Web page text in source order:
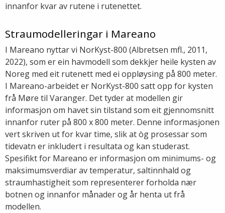
innanfor kvar av rutene i rutenettet.
Straumodelleringar i Mareano
I Mareano nyttar vi NorKyst-800 (Albretsen mfl., 2011,
2022), som er ein havmodell som dekkjer heile kysten av
Noreg med eit rutenett med ei oppløysing på 800 meter.
I Mareano-arbeidet er NorKyst-800 satt opp for kysten
frå Møre til Varanger. Det tyder at modellen gir
informasjon om havet sin tilstand som eit gjennomsnitt
innanfor ruter på 800 x 800 meter. Denne informasjonen
vert skriven ut for kvar time, slik at òg prosessar som
tidevatn er inkludert i resultata og kan studerast.
Spesifikt for Mareano er informasjon om minimums- og
maksimumsverdiar av temperatur, saltinnhald og
straumhastigheit som representerer forholda nær
botnen og innanfor månader og år henta ut frå
modellen.